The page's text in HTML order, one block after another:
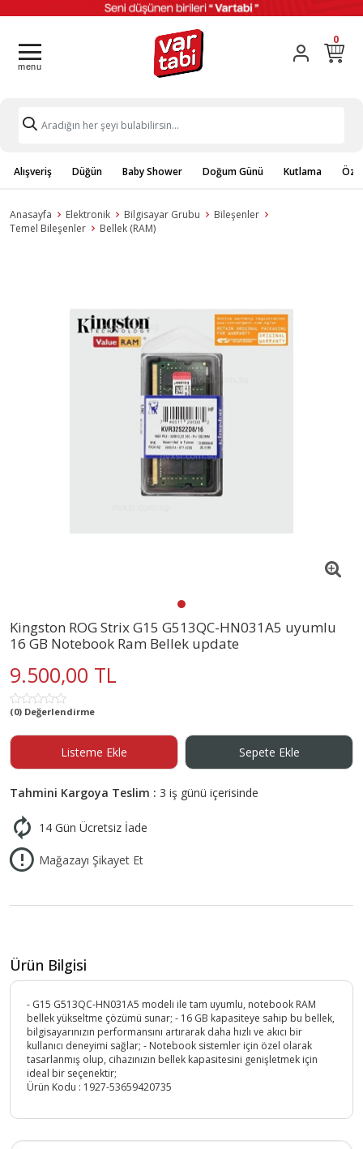
0
Alışveriş Düğün Baby Shower Doğum Günü Kutlama
Anasayfa Elektronik Bilgisayar Grubu
Bileşenler
Temel Bileşenler
Bellek (RAM)
Kingston ROG Strix G15 G513QC-HN031A5 uyumlu
16 GB Notebook Ram Bellek update
9.500,00 TL
(0) Değerlendirme
Listeme Ekle Sepete Ekle
Tahmini Kargoya Teslim : 3 iş günü içerisinde
14 Gün Ücretsiz İade
Mağazayı Şikayet Et
Ürün Bilgisi
- G15 G513QC-HN031A5 modeli ile tam uyumlu, notebook RAM
bellek yükseltme çözümü sunar; - 16 GB kapasiteye sahip bu bellek,
bilgisayarınızın performansını artırarak daha hızlı ve akıcı bir
kullanıcı deneyimi sağlar; - Notebook sistemler için özel olarak
tasarlanmış olup, cihazınızın bellek kapasitesini genişletmek için
ideal bir seçenektir;
Ürün Kodu : 1927-53659420735